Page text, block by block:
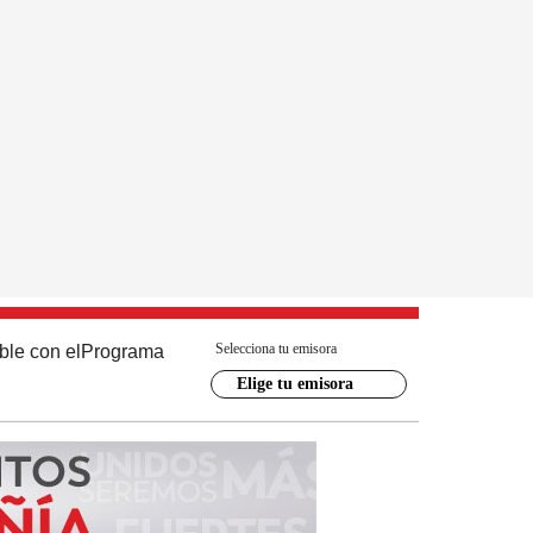
con el Programa Selecciona tu emisora
Elige tu emisora